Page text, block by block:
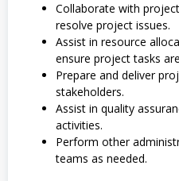
Collaborate with
resolve project issues.
Assist in resource
ensure project tasks
Prepare and deliver
stakeholders.
Assist in quality
activities.
Perform other
teams as needed.